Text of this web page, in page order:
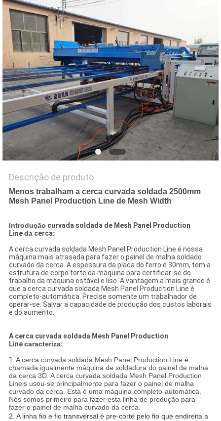
MAPA
DO
SITE
PRIVACY
POLICY
Descrição de produto
Menos trabalham a cerca curvada soldada 2500mm
Mesh Panel Production Line de Mesh Width
Introdução curvada soldada de Mesh Panel Production
Linedacerca:
A cerca curvada soldada Mesh Panel Production Line é nossa
máquina mais atrasada para fazer o painel de malha soldado
curvado da cerca. A espessura da placa do ferro é 30mm, tem a
estrutura de corpo forte da máquina para certificar-se do
trabalho da máquina estável e liso. A vantagem a mais grande é
que a cerca curvada soldada Mesh Panel Production Line é
completo-automática. Precise somente um trabalhador de
operar-se. Salvar a capacidade de produção dos custos laborais
e do aumento.
A cerca curvada soldada Mesh Panel Production
Linecaracteriza:
1. A cerca curvada soldada Mesh Panel Production Line é
chamada igualmente máquina de soldadura do painel de malha
da cerca 3D. A cerca curvada soldada Mesh Panel Production
Lineis usou-se principalmente para fazer o painel de malha
curvado da cerca. Esta é uma máquina completo-automática.
Nós somos primeiro para fazer esta linha de produção para
fazer o painel de malha curvado da cerca.
2. A linha fio e fio transversal é pre-corte pelo fio que endireita a